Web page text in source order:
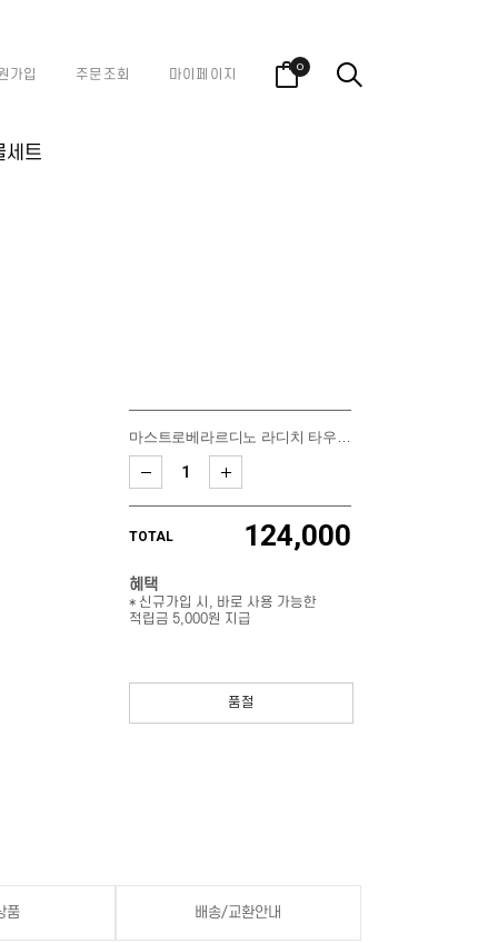
세트
가입 주문조회 마이페이지 0
마스트로베라르디노 라디치 타우라지 리제르바
TOTAL 124,000
혜택
* 신규가입 시, 바로 사용 가능한
적립금 5,000원 지급
품절
품 배송/교환안내